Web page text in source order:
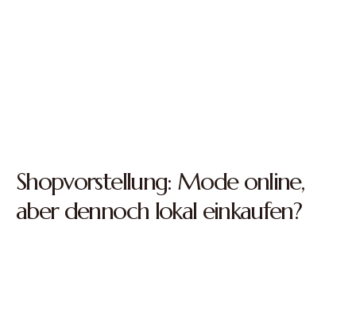
Shopvorstellung: Mode online,
aber dennoch lokal einkaufen?